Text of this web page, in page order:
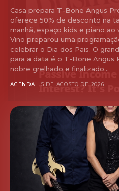
Casa prepara T-Bone Angus
oferece 50% de desconto na
manhã, espaço kids e piano ao vivo O DOC Cucina,
Vino preparou uma
celebrar o Dia dos Pais. O
para a data é o T-Bone Angus
nobre grelhado e finalizado...
AGENDA 5 DE AGOSTO DE 2026